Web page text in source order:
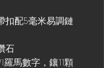
扣配5毫米易調鏈
石
馬數字，鑲11顆